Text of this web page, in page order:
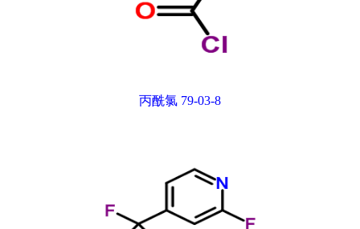
丙酰氯 79-03-8